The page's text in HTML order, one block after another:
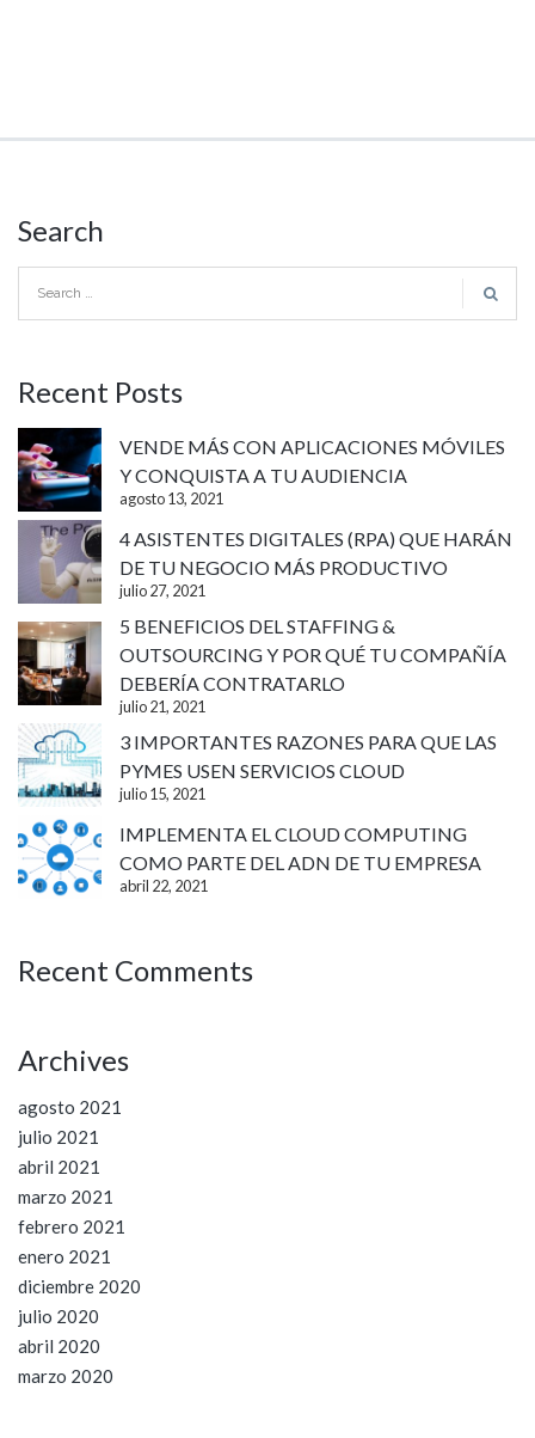
Search
Recent Posts
VENDE MÁS CON APLICACIONES MÓVILES
Y CONQUISTA A TU AUDIENCIA
agosto 13, 2021
4 ASISTENTES DIGITALES (RPA) QUE HARÁN
DE TU NEGOCIO MÁS PRODUCTIVO
julio 27, 2021
5 BENEFICIOS DEL STAFFING &
OUTSOURCING Y POR QUÉ TU COMPAÑÍA
DEBERÍA CONTRATARLO
julio 21, 2021
3 IMPORTANTES RAZONES PARA QUE LAS
PYMES USEN SERVICIOS CLOUD
julio 15, 2021
IMPLEMENTA EL CLOUD COMPUTING
COMO PARTE DEL ADN DE TU EMPRESA
abril 22, 2021
Recent Comments
Archives
agosto 2021
julio 2021
abril 2021
marzo 2021
febrero 2021
enero 2021
diciembre 2020
julio 2020
abril 2020
marzo 2020